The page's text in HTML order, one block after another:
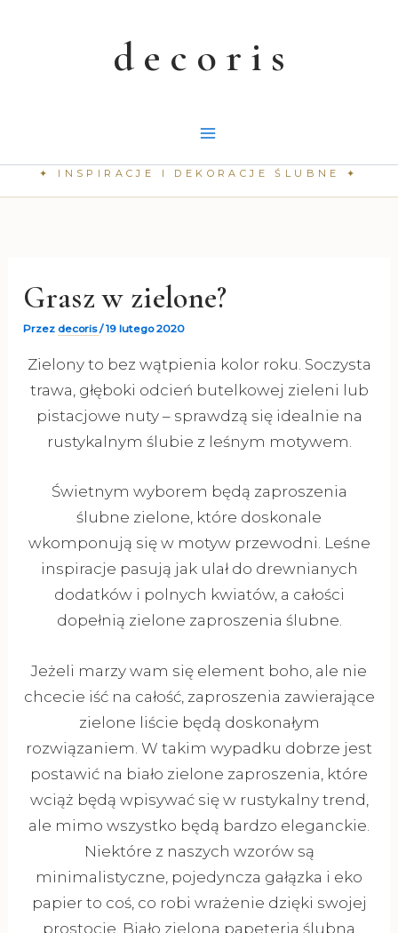
Grasz w zielone?
Przezdecoris/19 lutego 2020
Zielony to bez wątpienia kolor roku. Soczysta
trawa, głęboki odcień butelkowej zieleni lub
pistacjowe nuty – sprawdzą się idealnie na
rustykalnym ślubie z leśnym motywem.
Świetnym wyborem będą zaproszenia
ślubne zielone, które doskonale
wkomponują się w motyw przewodni. Leśne
inspiracje pasują jak ulał do drewnianych
dodatków i polnych kwiatów, a całości
dopełnią zielone zaproszenia ślubne.
Jeżeli marzy wam się element boho, ale nie
chcecie iść na całość, zaproszenia zawierające
zielone liście będą doskonałym
rozwiązaniem. W takim wypadku dobrze jest
postawić na biało zielone zaproszenia, które
wciąż będą wpisywać się w rustykalny trend,
ale mimo wszystko będą bardzo eleganckie.
Niektóre z naszych wzorów są
minimalistyczne, pojedyncza gałązka i eko
papier to coś, co robi wrażenie dzięki swojej
prostocie. Biało zielona papeteria ślubna